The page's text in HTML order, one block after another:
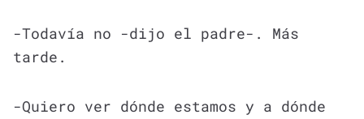
-Todavía no -dijo el padre-. Más
tarde.
-Quiero ver dónde estamos y a dónde